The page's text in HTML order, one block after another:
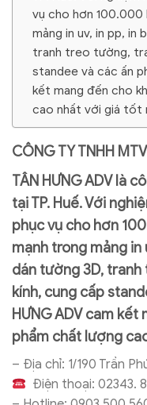
vụ cho hơn 100.000
mảng in uv, in pp, in
tranh treo tường,
standee và các ấn
kết mang đến cho
cao nhất với giá tốt
CÔNG TY TNHH
TÂN HƯNG ADVlà
tại TP. Huế. Với
phục vụ cho hơn
mạnh trong mảng in
dán tường 3D,
kính, cung cấp
HƯNG ADVcam kết
phẩm chất lượng
– Địa chỉ: 1/190 Trần
Điện thoại: 02343.